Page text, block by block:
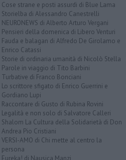
Cose strane e posti assurdi di Blue Lama
Storielba di Alessandro Canestrelli
NEURONEWS di Alberto Arturo Vergani
Pensieri della domenica di Libero Venturi
Fauda e balagan di Alfredo De Girolamo e
Enrico Catassi
Storie di ordinaria umanità di Nicolò Stella
Parole in viaggio di Tito Barbini
Turbative di Franco Bonciani
Lo scrittore sfigato di Enrico Guerrini e
Gordiano Lupi
Raccontare di Gusto di Rubina Rovini
Legalità e non solo di Salvatore Calleri
Shalom La Cultura della Solidarietà di Don
Andrea Pio Cristiani
VERSI-AMO di Chi mette al centro la
persona
Eureka! di Nausica Manzi